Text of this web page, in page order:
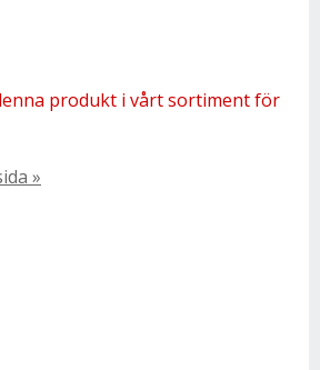
produkt i vårt sortiment för
»